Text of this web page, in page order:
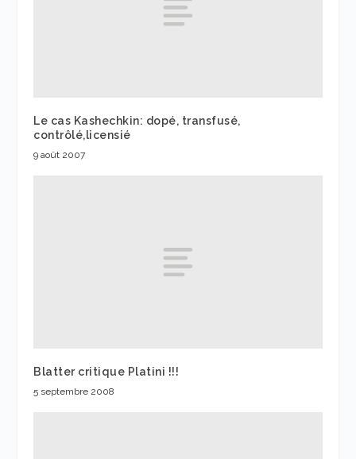
Le cas Kashechkin: dopé, transfusé,
contrôlé,licensié
9 août 2007
Blatter critique Platini !!!
5 septembre 2008